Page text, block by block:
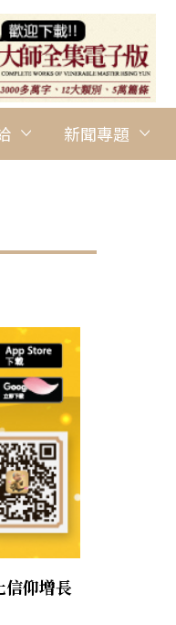
新聞專題
捧精心製作的供菜進入壇
仰增長